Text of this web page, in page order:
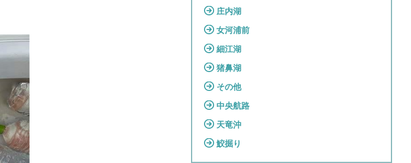
庄内湖
女河浦前
細江湖
猪鼻湖
その他
中央航路
天竜沖
鮫掘り